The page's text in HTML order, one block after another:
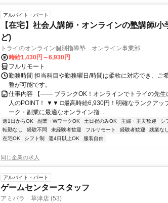
アルバイト・パート
【在宅】社会人講師・オンラインの塾講師/
ど)
トライのオンライン個別指導塾 オンライン事業部
時給1,430円～6,930円
フルリモート
勤務時間 担当科目や勤務曜日/時間は柔軟に対応でき、ご
整が可能です。
仕事内容 【―― ブランクOK！オンラインでトライの先
人のPOINT！ ▼▼ □最高時給6,930円！明確なランクアッ
ーク・副業に最適なオンライン指...
週1日からOK 副業・WワークOK 土日祝のみOK 主婦・主夫歓迎 シ
転勤なし
経験不問 未経験者歓迎 フルリモート 経験者歓迎 残業なし
在宅OK
シフト制 週4日以上OK 服装自由
同じ企業の求人
アルバイト・パート
ゲームセンタースタッフ
アミパラ 草津店 (53)